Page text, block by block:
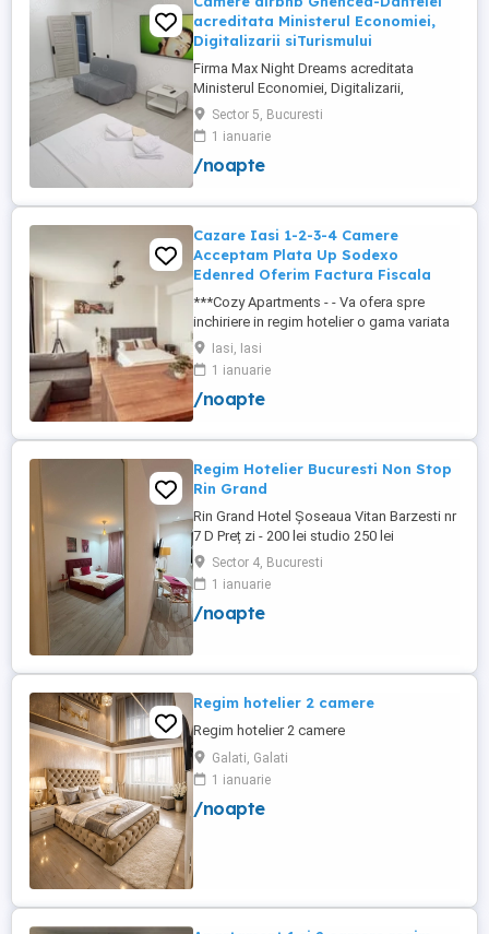
acreditata Ministerul Economiei,
Digitalizarii siTurismului
Firma Max Night Dreams acreditata
Ministerul Economiei, Digitalizarii,
Antreprenoriatului si Turismului închiriază
in regim hotelier in zona Drumul Taberei -
Ghencea diferite tipuri de camere Camera
single cu o suprafață totală de 16mp
cu o suprafață totală de ...
Sector 5, Bucuresti
1 ianuarie
/noapte
Cazare Iasi 1-2-3-4 Camere
Acceptam Plata Up Sodexo
Edenred Oferim Factura Fiscala
***Cozy Apartments - - Va ofera spre
inchiriere in regim hotelier o gama variata
de apartamente si garsoniere situate in
puncte cheie ale orasului doar in
complexe rezidentiale noi: *Zona Palas
Mall - Centru - Complex Lazar Residence;
Residence; *Zona Palas Mall - ...
Iasi, Iasi
1 ianuarie
/noapte
Regim Hotelier Bucuresti Non Stop
Rin Grand
Rin Grand Hotel Șoseaua Vitan Barzesti nr
7 D Preț zi - 200 lei studio 250 lei
apartament
Sector 4, Bucuresti
1 ianuarie
/noapte
Regim hotelier 2 camere
Regim hotelier 2 camere
Galati, Galati
1 ianuarie
/noapte